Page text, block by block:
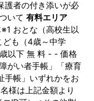
護者の付き添いが必
いて 有料エリア
おとな（高校生以
も（4歳～中学
以下 無 料 - - 価格
がい者手帳」「療育
手帳」いずれかをお
様は上記金額より